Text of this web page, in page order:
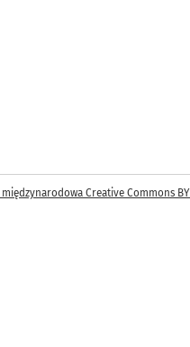
międzynarodowa Creative Commons